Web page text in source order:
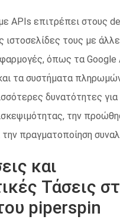
APIs επιτρέπει στους
ιστοσελίδες τους με
όπως τα Google
τα συστήματα
δυνατότητες για
την
την πραγματοποίηση
και
Τάσεις
piperspin